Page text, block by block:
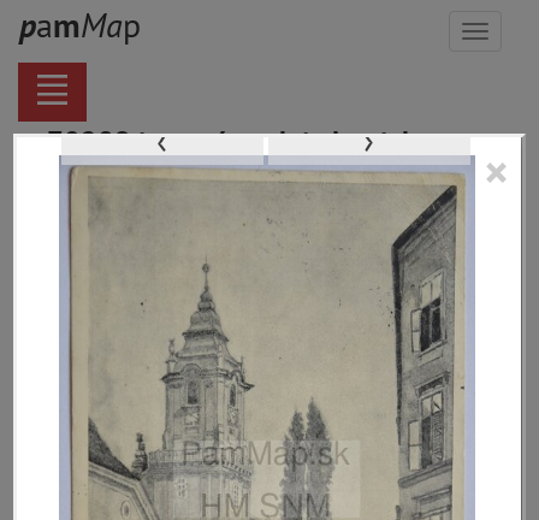
pamMap Menu
70289 inventárnych jednotiek,
116129 digitálnych záberov, 6854
encykl. hesiel
ľudia
zdroje
pamiatky
×
‹ ›